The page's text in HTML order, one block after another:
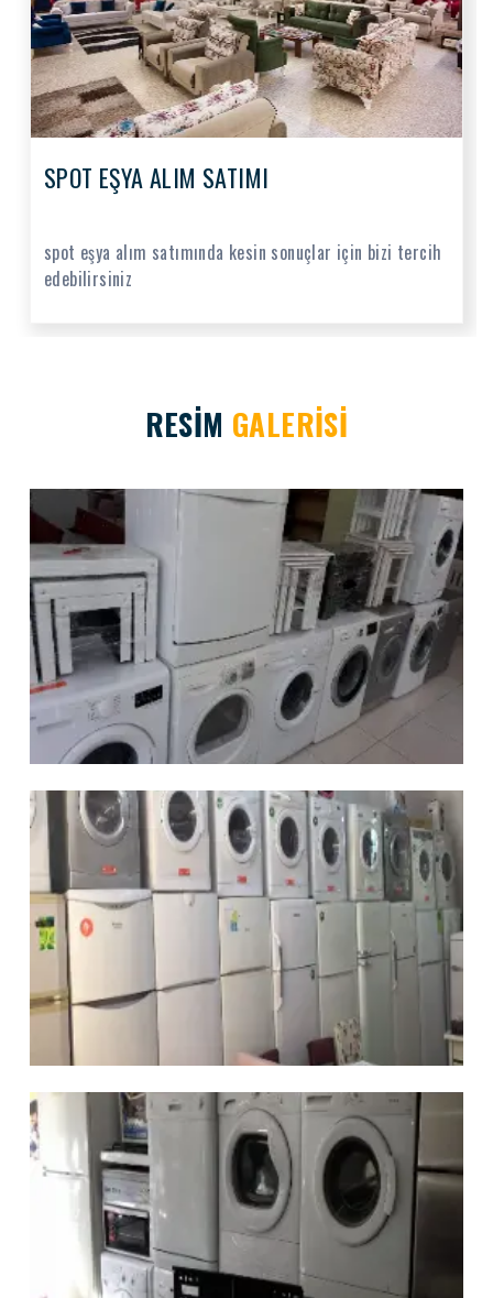
SPOT EŞYA ALIM SATIMI
spot eşya alım satımında kesin sonuçlar için bizi tercih
edebilirsiniz
RESİM GALERİSİ